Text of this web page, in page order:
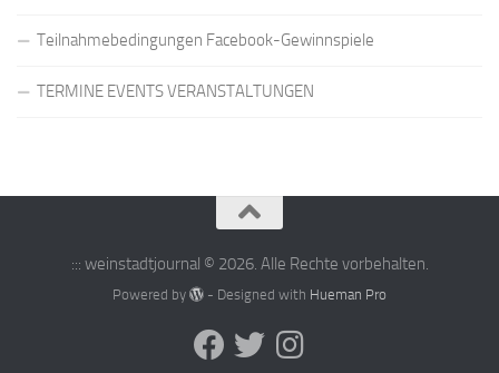
Teilnahmebedingungen Facebook-Gewinnspiele
TERMINE EVENTS VERANSTALTUNGEN
::: weinstadtjournal © 2026. Alle Rechte vorbehalten.
Powered by - Designed with Hueman Pro